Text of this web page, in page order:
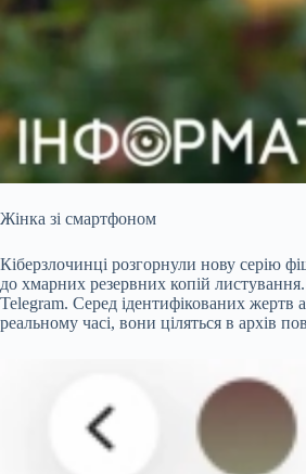
Жінка зі смартфоном
Кіберзлочинці розгорнули нову серію
до хмарних резервних копій
Telegram. Серед ідентифікованих жертв
реальному часі, вони ціляться в архів